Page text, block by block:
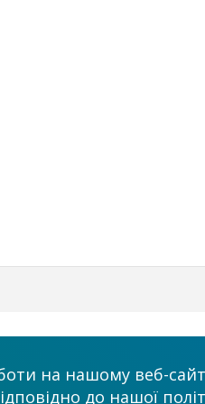
на нашому веб-
до нашої